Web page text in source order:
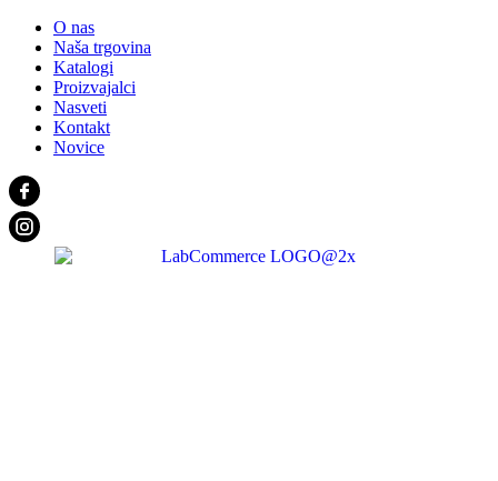
O nas
Naša trgovina
Katalogi
Proizvajalci
Nasveti
Kontakt
Novice